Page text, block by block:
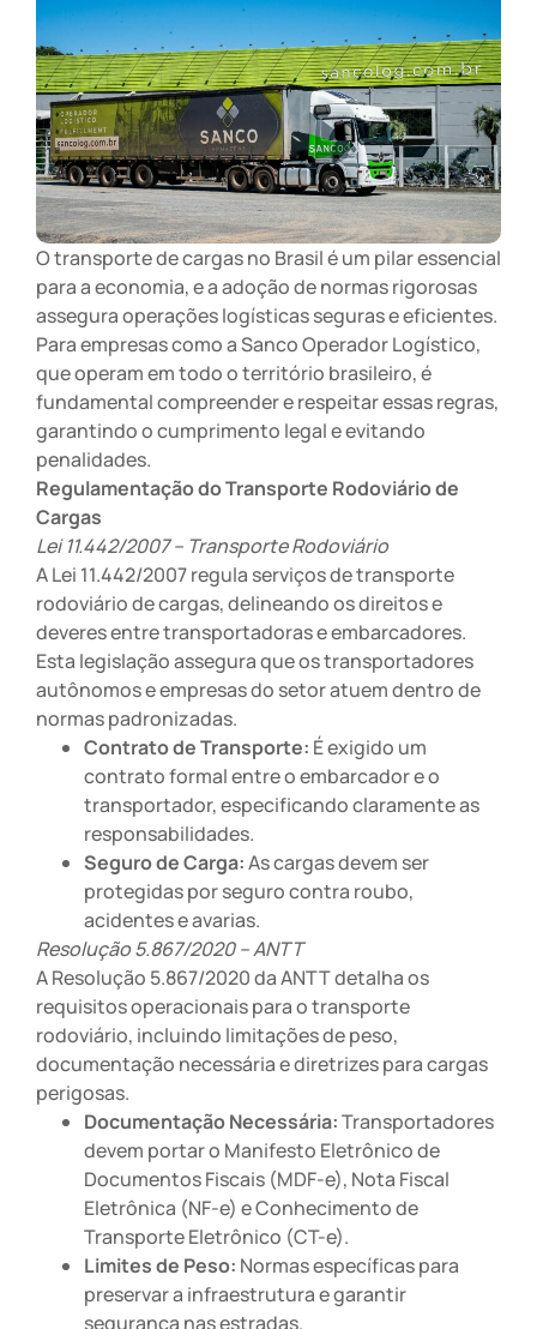
O transporte de cargas no Brasil é um pilar essencial
para a economia, e a adoção de normas rigorosas
assegura operações logísticas seguras e eficientes.
Para empresas como a Sanco Operador Logístico,
que operam em todo o território brasileiro, é
fundamental compreender e respeitar essas regras,
garantindo o cumprimento legal e evitando
penalidades.
Regulamentação do Transporte Rodoviário de
Cargas
Lei 11.442/2007 – Transporte Rodoviário
A Lei 11.442/2007 regula serviços de transporte
rodoviário de cargas, delineando os direitos e
deveres entre transportadoras e embarcadores.
Esta legislação assegura que os transportadores
autônomos e empresas do setor atuem dentro de
normas padronizadas.
Contrato de Transporte: É exigido um
contrato formal entre o embarcador e o
transportador, especificando claramente as
responsabilidades.
Seguro de Carga:As cargas devem ser
protegidas por seguro contra roubo,
acidentes e avarias.
Resolução 5.867/2020 – ANTT
A Resolução 5.867/2020 da ANTT detalha os
requisitos operacionais para o transporte
rodoviário, incluindo limitações de peso,
documentação necessária e diretrizes para cargas
perigosas.
Documentação Necessária:Transportadores
devem portar o Manifesto Eletrônico de
Documentos Fiscais (MDF-e), Nota Fiscal
Eletrônica (NF-e) e Conhecimento de
Transporte Eletrônico (CT-e).
Limites de Peso: Normas específicas para
preservar a infraestrutura e garantir
segurança nas estradas.